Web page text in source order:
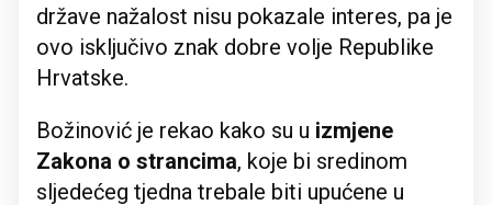
države nažalost nisu pokazale interes, pa je
ovo isključivo znak dobre volje Republike
Hrvatske.
Božinović je rekao kako su u izmjene
Zakona o strancima, koje bi sredinom
sljedećeg tjedna trebale biti upućene u